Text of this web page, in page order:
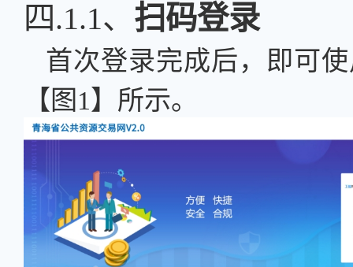
四.1.1、 扫码登录
首次登录完成后，即可
【图1】所示。